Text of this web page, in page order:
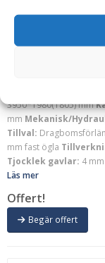
Stendumper –
med broms,
400/
3950*1980(1805) mm
mm Mekanisk/
Tillval:
mm fast ögla
Tjocklek gavlar: 4 mm
Läs mer
Offert!
Begär offert